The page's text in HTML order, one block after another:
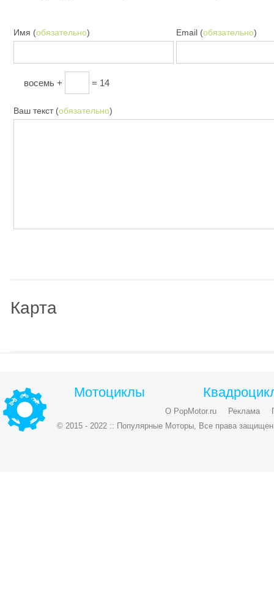
Имя (обязательно) Email (обязательно)
восемь + = 14
Ваш текст (обязательно)
Карта
Мотоциклы
О PopMotor.ru Реклама
© 2015 - 2022 :: Популярные Моторы, Все права